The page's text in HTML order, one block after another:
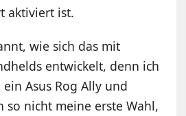
aktiviert ist.
wie sich das mit
entwickelt, denn ich
Asus Rog Ally und
so nicht meine erste Wahl,